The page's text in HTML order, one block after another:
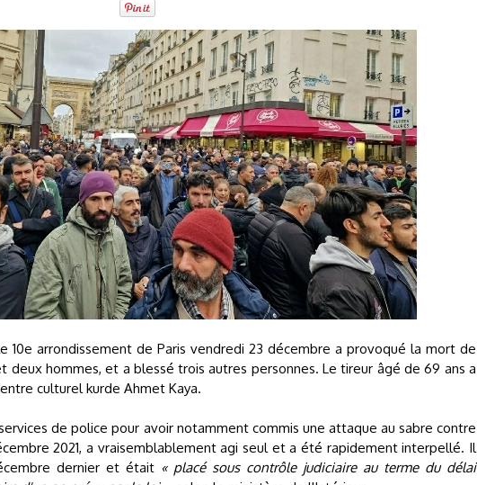
10e arrondissement de Paris vendredi 23 décembre a provoqué la mort de
deux hommes, et a blessé trois autres personnes. Le tireur âgé de 69 ans a
culturel kurde Ahmet Kaya.
de police pour avoir notamment commis une attaque au sabre contre
2021, a vraisemblablement agi seul et a été rapidement interpellé. Il
dernier et était « placé sous contrôle judiciaire au terme du délai